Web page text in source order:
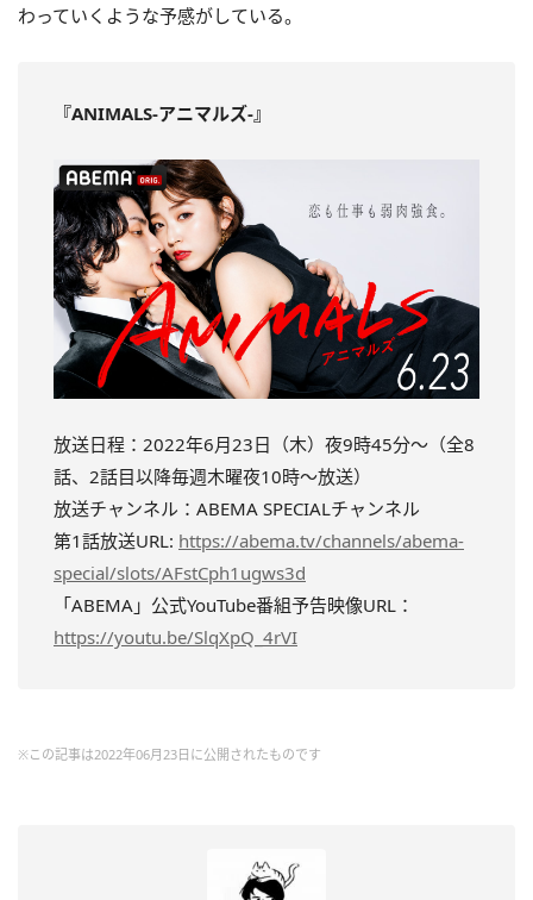
わっていくような予感がしている。
『ANIMALS-アニマルズ-』
放送日程：2022年6月23日（木）夜9時45分〜（全8
話、2話目以降毎週木曜夜10時～放送）
放送チャンネル：ABEMA SPECIALチャンネル
第1話放送URL: https://abema.tv/channels/abema-
special/slots/AFstCph1ugws3d
「ABEMA」公式YouTube番組予告映像URL：
https://youtu.be/SlqXpQ_4rVI
※この記事は2022年06月23日に公開されたものです